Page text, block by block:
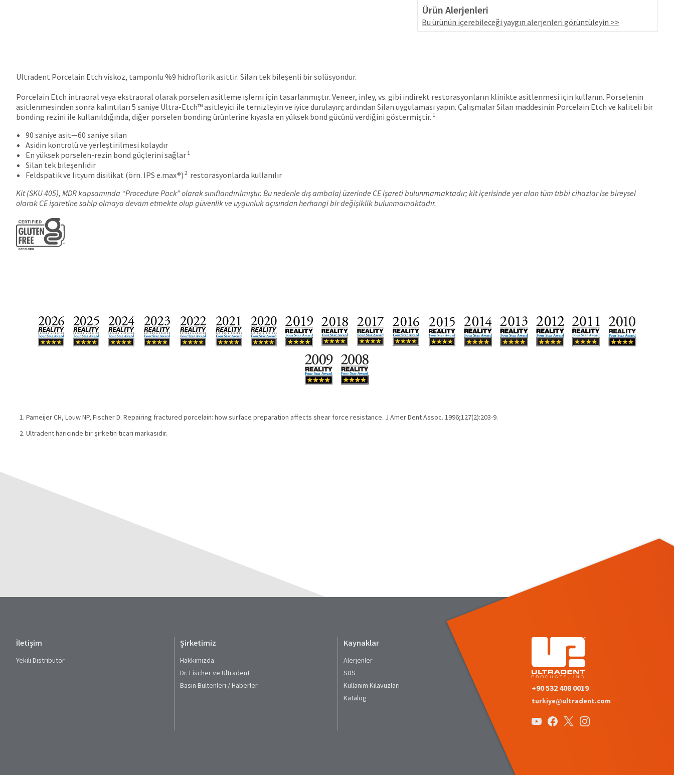
Ürün Alerjenleri
Bu ürünün içerebileceği yaygın alerjenleri görüntüleyin >>
Ultradent Porcelain Etch viskoz, tamponlu %9 hidroflorik asittir. Silan tek bileşenli bir solüsyondur.
Porcelain Etch intraoral veya ekstraoral olarak porselen asitleme işlemi için tasarlanmıştır. Veneer, inley, vs. gibi indirekt restorasyonların klinikte asitlenmesi için kullanın. Porselenin
asitlenmesinden sonra kalıntıları 5 saniye Ultra-Etch™ asitleyici ile temizleyin ve iyice durulayın; ardından Silan uygulaması yapın. Çalışmalar Silan maddesinin Porcelain Etch ve kaliteli bir
bonding rezini ile kullanıldığında, diğer porselen bonding ürünlerine kıyasla en yüksek bond gücünü verdiğini göstermiştir. 1
90 saniye asit—60 saniye silan
Asidin kontrolü ve yerleştirilmesi kolaydır
En yüksek porselen-rezin bond güçlerini sağlar 1
Silan tek bileşenlidir
Feldspatik ve lityum disilikat (örn. IPS e.max®) 2 restorasyonlarda kullanılır
Kit (SKU 405), MDR kapsamında “Procedure Pack” olarak sınıflandırılmıştır. Bu nedenle dış ambalaj üzerinde CE işareti bulunmamaktadır; kit içerisinde yer alan tüm tıbbi cihazlar ise bireysel
olarak CE işaretine sahip olmaya devam etmekte olup güvenlik ve uygunluk açısından herhangi bir değişiklik bulunmamaktadır.
Pameijer CH, Louw NP, Fischer D. Repairing fractured porcelain: how surface preparation affects shear force resistance. J Amer Dent Assoc. 1996;127(2):203-9.
Ultradent haricinde bir şirketin ticari markasıdır.
İletişim
Yekili Distribütör
Şirketimiz
Hakkımızda
Dr. Fischer ve Ultradent
Basın Bültenleri / Haberler
Kaynaklar
Alerjenler
SDS
Kullanım Kılavuzları​
Katalog
+90 532 408 0019
turkiye@ultradent.com